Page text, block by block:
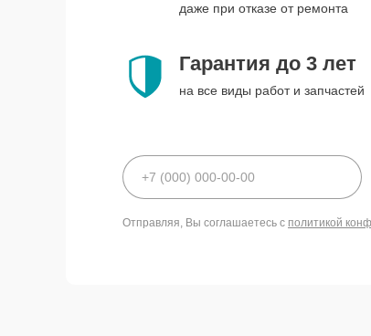
даже при отказе от ремонта
Гарантия до 3 лет
на все виды работ и запчастей
Отправляя, Вы соглашаетесь с политикой